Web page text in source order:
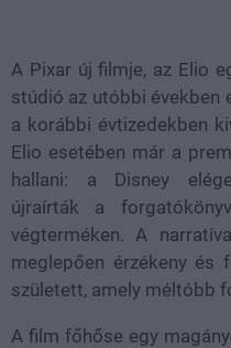
A Pixar új filmje, az Elio
stúdió az utóbbi években
a korábbi évtizedekben
Elio esetében már a
hallani: a Disney
újraírták a
végterméken. A
meglepően érzékeny és
született, amely méltóbb
A film főhőse egy